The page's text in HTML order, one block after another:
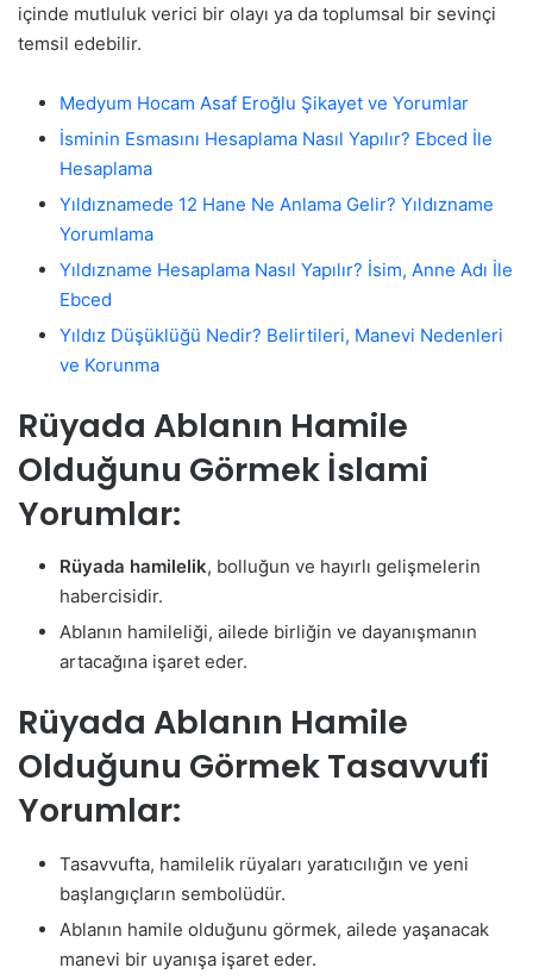
içinde mutluluk verici bir olayı ya da toplumsal bir sevinçi
temsil edebilir.
Medyum Hocam Asaf Eroğlu Şikayet ve Yorumlar
İsminin Esmasını Hesaplama Nasıl Yapılır? Ebced İle
Hesaplama
Yıldıznamede 12 Hane Ne Anlama Gelir? Yıldızname
Yorumlama
Yıldızname Hesaplama Nasıl Yapılır? İsim, Anne Adı İle
Ebced
Yıldız Düşüklüğü Nedir? Belirtileri, Manevi Nedenleri
ve Korunma
Rüyada Ablanın Hamile
Olduğunu Görmek İslami
Yorumlar:
Rüyada hamilelik, bolluğun ve hayırlı gelişmelerin
habercisidir.
Ablanın hamileliği, ailede birliğin ve dayanışmanın
artacağına işaret eder.
Rüyada Ablanın Hamile
Olduğunu Görmek Tasavvufi
Yorumlar:
Tasavvufta, hamilelik rüyaları yaratıcılığın ve yeni
başlangıçların sembolüdür.
Ablanın hamile olduğunu görmek, ailede yaşanacak
manevi bir uyanışa işaret eder.